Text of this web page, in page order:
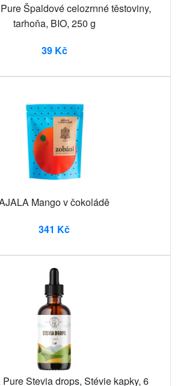
Špaldové celozrnné těstoviny,
tarhoňa, BIO, 250 g
39 Kč
Mango v čokoládě
341 Kč
Stevia drops, Stévie kapky, 6